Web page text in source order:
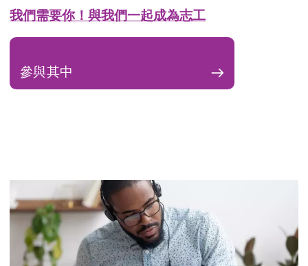
我們需要你！與我們一起成為志工
參與其中